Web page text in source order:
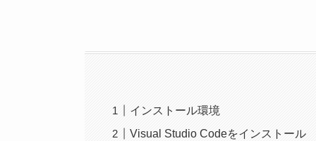
インストール環境
Visual Studio Codeをインストール